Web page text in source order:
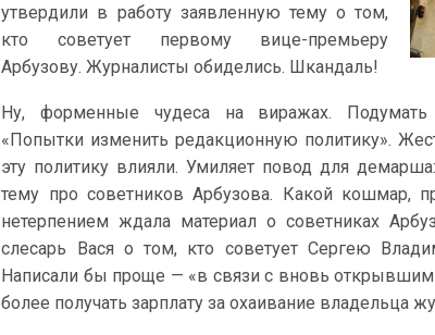
утвердили в работу заявленную тему о том,
кто советует первому вице-премьеру
Арбузову. Журналисты обиделись. Шкандаль!
Ну, форменные чудеса на виражах. Подумать
«Попытки изменить редакционную политику».
эту политику влияли. Умиляет повод для
тему про советников Арбузова. Какой кошмар,
нетерпением ждала материал о советниках
слесарь Вася о том, кто советует Сергею
Написали бы проще — «в связи с вновь
более получать зарплату за охаивание владельца